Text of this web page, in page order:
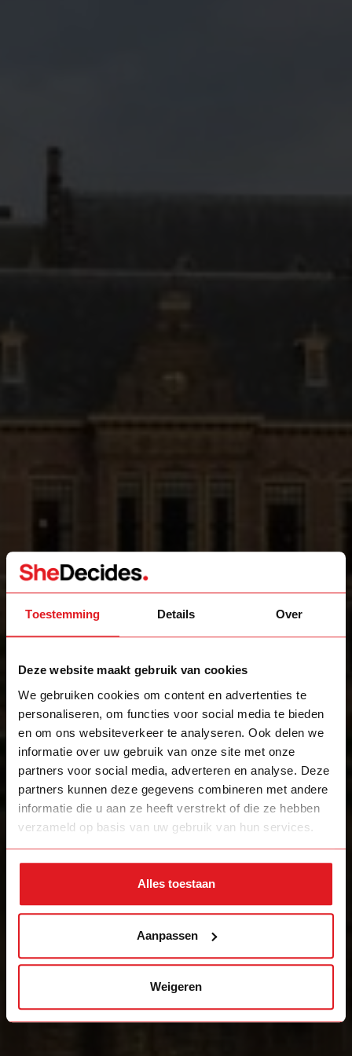
Toestemming Details Over
Deze website maakt gebruik van cookies
We gebruiken cookies om content en advertenties te
personaliseren, om functies voor social media te bieden
en om ons websiteverkeer te analyseren. Ook delen we
informatie over uw gebruik van onze site met onze
partners voor social media, adverteren en analyse. Deze
partners kunnen deze gegevens combineren met andere
informatie die u aan ze heeft verstrekt of die ze hebben
verzameld op basis van uw gebruik van hun services.
Alles toestaan
Aanpassen
Weigeren